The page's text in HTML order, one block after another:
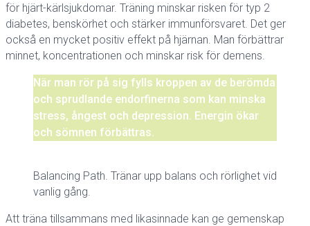
för hjärt-kärlsjukdomar. Träning minskar risken för typ 2
diabetes, benskörhet och stärker immunförsvaret. Det ger
också en mycket positiv effekt på hjärnan. Man förbättrar
minnet, koncentrationen och minskar risk för demens.
När man rör på sig fylls kroppen av de berömda
och sprudlande endorfinerna som kan minska
stress, ångest och depression. Energin ökar
och sömnen förbättras.
Balancing Path. Tränar upp balans och rörlighet vid
vanlig gång.
Att träna tillsammans med likasinnade kan ge gemenskap